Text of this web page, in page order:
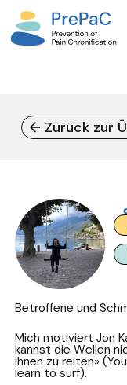
← Zurück zur
Betroffene und
Mich motiviert Jon
kannst die Wellen
ihnen zu reiten»
learn to surf).